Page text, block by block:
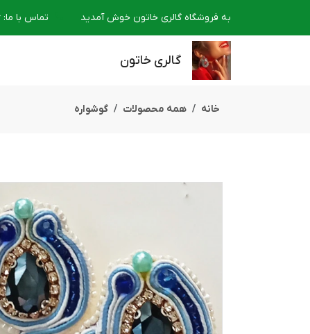
به فروشگاه گالری خاتون خوش آمدید تماس با ما:
گالری خاتون
خانه همه محصولات گوشواره